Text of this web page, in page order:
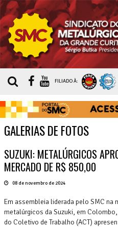
FILIADO À:
GALERIAS DE FOTOS
SUZUKI: METALÚRGICOS
MERCADO DE R$ 850,00
08 de novembro de 2024
Em assembleia liderada pelo SMC
metalúrgicos da Suzuki, em
do Coletivo de Trabalho (ACT)